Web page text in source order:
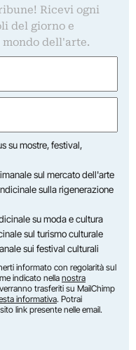
Ricevi ogni
del giorno e
dell'arte.
su mostre, festival,
sul mercato dell'arte
sulla rigenerazione
su moda e cultura
sul turismo culturale
sui festival culturali
informato con regolarità sul
indicato nella nostra
trasferiti su MailChimp
informativa. Potrai
link presente nelle email.